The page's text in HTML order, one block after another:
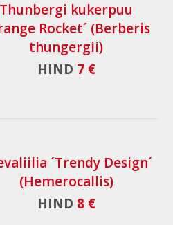
Thunbergi kukerpuu
Rocket´ (Berberis
thungergii)
HIND 7 €
´Trendy Design´
(Hemerocallis)
HIND 8 €